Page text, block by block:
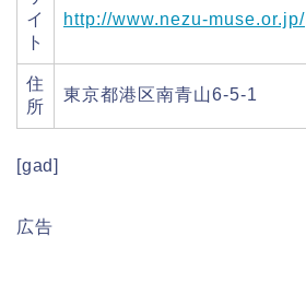
イ
ト
http://www.nezu-muse.or.jp/
住
所
東京都港区南青山6-5-1
[gad]
広告